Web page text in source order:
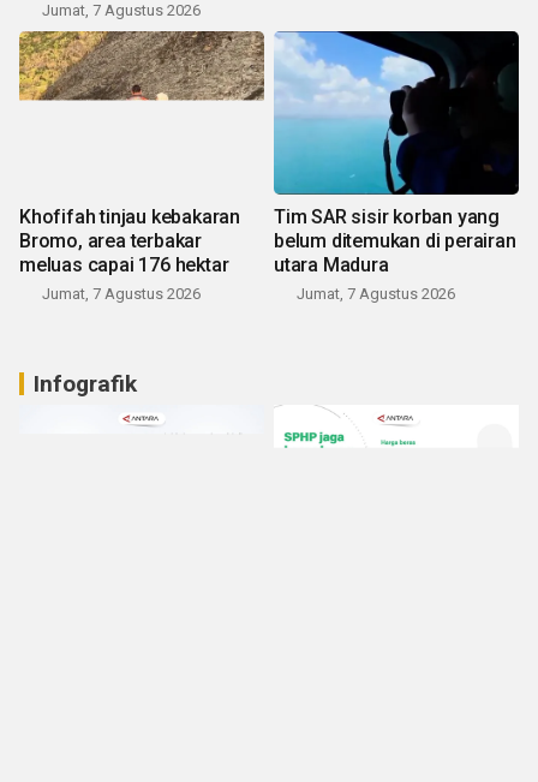
Jumat, 7 Agustus 2026
Khofifah tinjau kebakaran
Bromo, area terbakar
meluas capai 176 hektar
Jumat, 7 Agustus 2026
Tim SAR sisir korban yang
belum ditemukan di perairan
utara Madura
Jumat, 7 Agustus 2026
Infografik